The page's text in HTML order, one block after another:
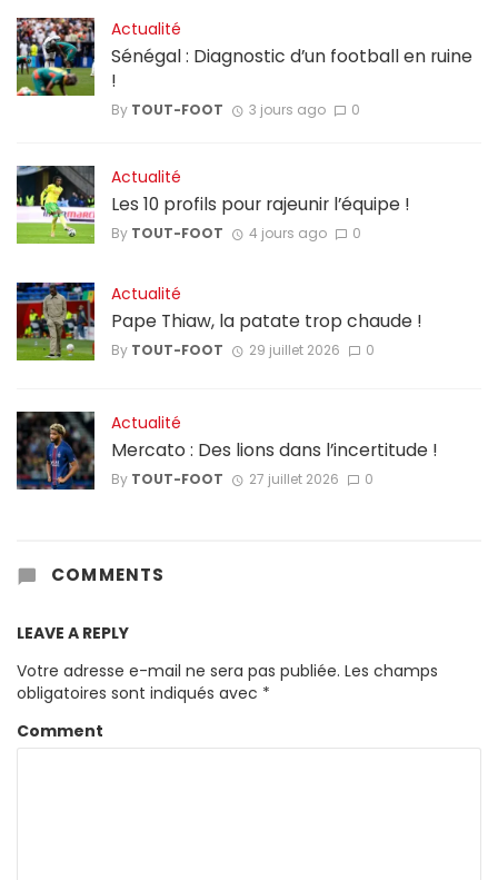
Actualité
Sénégal : Diagnostic d’un football en ruine
!
By TOUT-FOOT 3 jours ago 0
Actualité
Les 10 profils pour rajeunir l’équipe !
By TOUT-FOOT 4 jours ago 0
Actualité
Pape Thiaw, la patate trop chaude !
By TOUT-FOOT 29 juillet 2026 0
Actualité
Mercato : Des lions dans l’incertitude !
By TOUT-FOOT 27 juillet 2026 0
COMMENTS
LEAVE A REPLY
Votre adresse e-mail ne sera pas publiée. Les champs
obligatoires sont indiqués avec *
Comment